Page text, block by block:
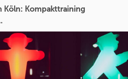
Köln: Kompakttraining